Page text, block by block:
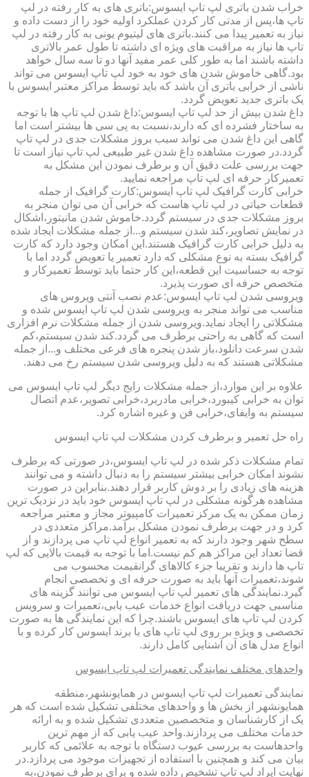
خراب شدن باتری لپ تاپ ایسوس:باتری های به کار رفته در لپ
تاپ ها،پس از مدتی کار کردن عملکرد اولیه خود را از دست داده و
نیاز به تعمیر پیدا می کنند.باتری های لیتیوم یونی به کار رفته در لپ
تاپ ها نیاز به مراقبت های ویژه ای داشته تا طول عمر بالاتری
داشته باشند اما به طور کلی عمر مفید آنها دو تا سه سال خواهد
بود.گاهی خاموش شدن های خود به خود لپ تاپ ایسوس می تواند
ناشی از خرابی باتری آن باشد که باید توسط مراکز معتبر ایسوس با
یک باتری جدید تعویض گردد.
داغ شدن بیش از حد لپ تاپ ایسوس:داغ شدن لپ تاپ ها با توجه
به ساختار فشرده ای که دارند،نسبت به پی سی ها بیشتر است اما
گاهی این داغ شدن می تواند سبب بروز مشکلات جدی در لپ تاپ
گردد.در صورت مشاهده داغ شدن غیر طبیعی لپ تاپ نیاز است تا
جهت بررسی علت دقیق آن و برطرف نمودن این مشکل به
تعمیرکار حرفه ای لپ تاپ مراجعه نمایید.
خرابی کارت گرافیک لپ تاپ ایسوس:کارت گرافیک از جمله
قطعات حیاتی در لپ تاپ هاست که خرابی آن می توان منجر به
بروز مشکلات جدی در سیستم گردد.خاموش شدن مانیتور،اشکال
در نمایش تصاویر،کند شدن سیستم و...از جمله مشکلات ایجاد شده
به دلیل خرابی کارت گرافیک هستند.این امکان وجود دارد که کارت
گرافیک بسته به نوع مشکلی که دارد تعمیر یا تعویض گردد اما با
توجه به حساسیت این قطعه،این کار حتما باید توسط تعمیرکار و
متخصص حرفه ای صورت پذیرد.
ویروسی شدن لپ تاپ ایسوس:عدم نصب آنتی ویروس های
مناسب می تواند منجر به ویروسی شدن لپ تاپ ایسوس شده و
مشکلاتی را ایجاد نماید.ویروسی شدن از جمله مشکلات نرم افزاری
است که گاهی به راحتی برطرف می گردد.کند شدن سیستم،کم
شدن سرعت دانلود،باز شدن پنجره های فرعی مختلف و...از جمله
مشکلاتی هستند که به دلیل ویروسی شدن سیستم رخ می دهند.
علاوه بر این موارد،از جمله مشکلات رایج دیگر لپ تاپ ایسوس می
توان به خرابی کیبورد،خرابی مادربرد،خرابی تصویر،عدم اتصال
سیستم به وایفای،خرابی فن و غیره اشاره کرد.
راه حل تعمیر و برطرف کردن مشکلات لپ تاپ ایسوس
تمام مشکلات ذکر شده در لپ تاپ ایسوس،در صورتی که برطرف
نشوند امکان خرابی بیشتر سیستم را به دنبال داشته و می توانند
هزینه های زیادی را بر دوش کاربر قرار دهند.بنابراین در صورت
مشاهده هرگونه مشکلی در لپ تاپ ایسوس خود باید در نزدیک ترین
زمان ممکن به یک مرکز تعمیرات کامپیوتر مجاز و معتبر مراجعه
کرد و در جهت برطرف نمودن مشکل برآمد.مراکز متعددی در
سطح شهر وجود دارند که به تعمیر انواع لپ تاپ می پردازند و از
قضا تعداد این مراکز هم کم نیست.اما با توجه به قیمت بالایی که لپ
تاپ ها دارند و تقریبا جزء کالاهای گرانقیمت محسوب می
شوند،تعمیرات آنها باید به صورت حرفه ای و تخصصی انجام
گیرد.نمایندگی های تعمیر لپ تاپ ایسوس می توانند گزینه های
مناسبی جهت دریافت انواع خدمات عیب یابی،تعمیرات و سرویس
کردن لپ تاپ های ایسوس باشند.چرا که این نمایندگی ها به صورت
تخصصی و ویژه بر روی لپ تاپ های با برند ایسوس کار کرده و با
انواع مدل های آن آشنایی کامل دارند.
واحدهای مختلف نمایندگی تعمیرات لپ تاپ ایسوس
نمایندگی تعمیرات لپ تاپ ایسوس در همایونشهر،منطقه
همایونشهر از بخش ها و واحدهای مختلفی تشکیل شده است که هر
یک از کارشناسان و متخصصین متعددی تشکیل شده و به ارائه
خدمات مختلف می پردازند.واحد عیب یابی که از مهم ترین
واحدهاست به بررسی عیوب دستگاه با توجه به علائمی که کاربر
بیان می کند و همچنین با استفاده از تجهیزات موجود می پردازد.در
نهایت ایراد لپ تاپ تشخیص داده شده و برای برطرف نمودن،به